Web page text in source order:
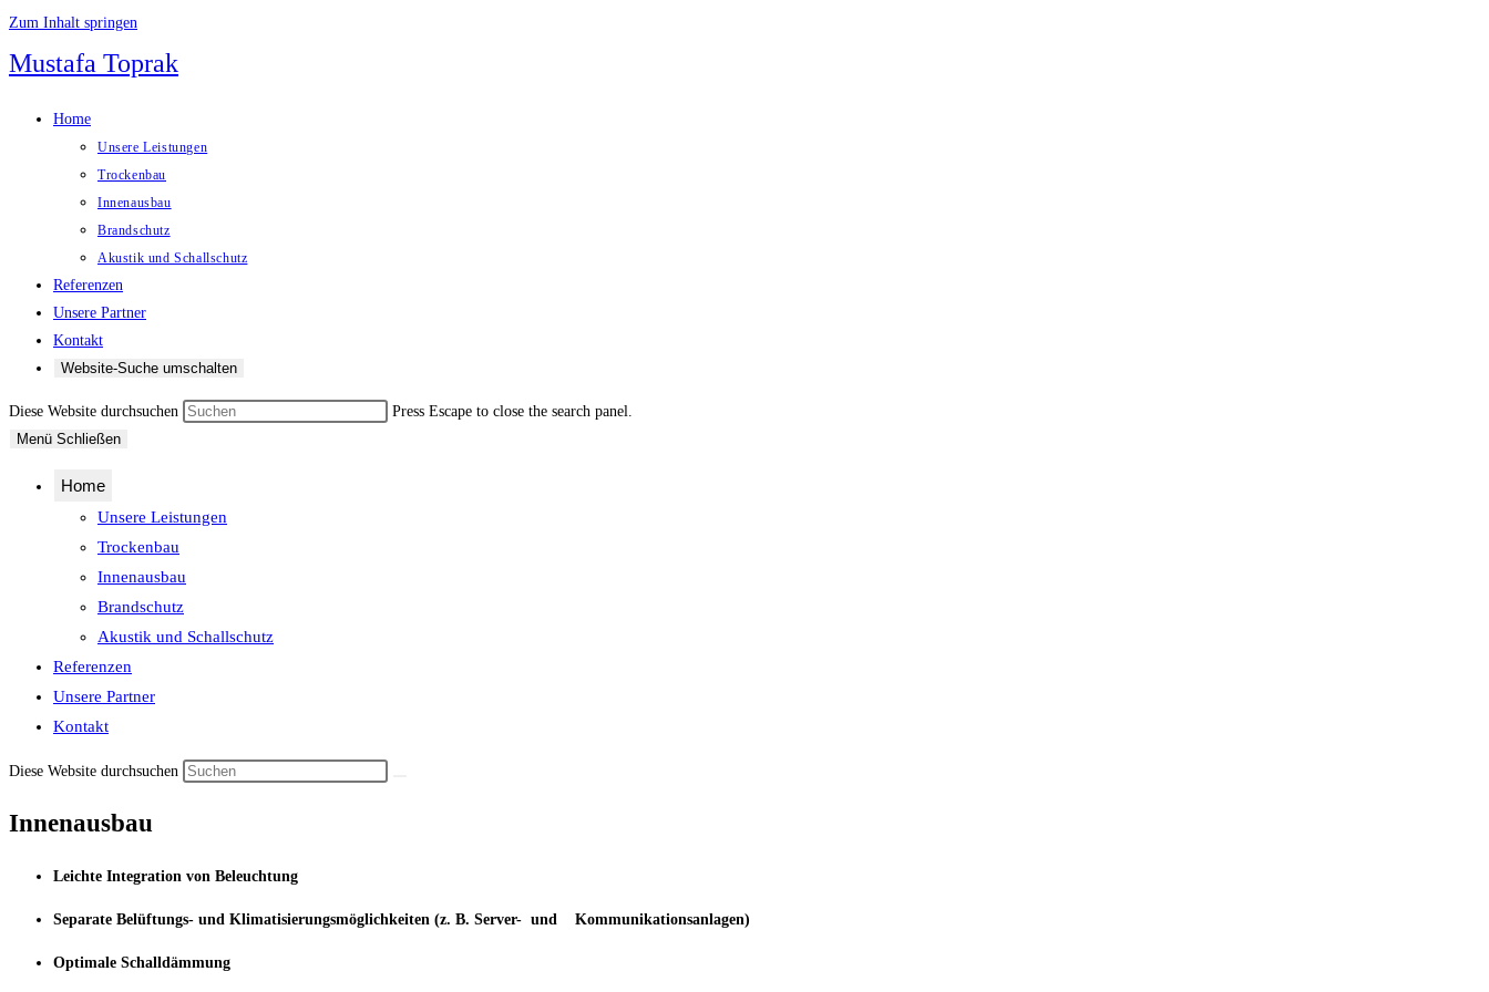
Zum Inhalt springen
Mustafa Toprak
Home
Unsere Leistungen
Trockenbau
Innenausbau
Brandschutz
Akustik und Schallschutz
Referenzen
Unsere Partner
Kontakt
Website-Suche umschalten
Diese Website durchsuchen
Press Escape to close the search panel.
Menü Schließen
Home
Unsere Leistungen
Trockenbau
Innenausbau
Brandschutz
Akustik und Schallschutz
Referenzen
Unsere Partner
Kontakt
Diese Website durchsuchen
Innenausbau
Leichte Integration von Beleuchtung
Separate Belüftungs- und Klimatisierungsmöglichkeiten (z. B. Server- und Kommunikationsanlagen)
Optimale Schalldämmung